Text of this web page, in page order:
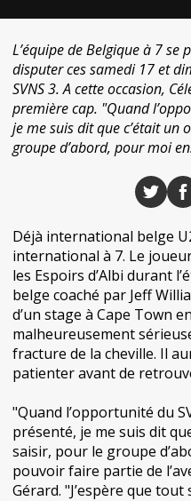
L’équipe de Belgique à 7
disputer ces samedi 17 et
SVNS 3. A cette occasion,
première cap. "Quand
je me suis dit que c’était un
groupe d’abord, pour moi
Déjà international belge
international à 7. Le
les Espoirs d’Albi durant
belge coaché par Jeff
d’un stage à Cape Town
malheureusement
fracture de la cheville. Il
patienter avant de
"Quand l’opportunité du
présenté, je me suis dit
saisir, pour le groupe
pouvoir faire partie de
Gérard. "J’espère que